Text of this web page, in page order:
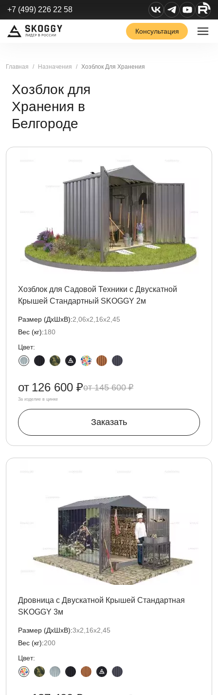
+7 (499) 226 22 58
Консультация
Главная Назначения Хозблок Для Хранения
Хозблок для
Хранения в
Белгороде
Хозблок для Садовой Техники с Двускатной
Крышей Стандартный SKOGGY 2м
Размер (ДxШxВ):2,06х2,16х2,45
Вес (кг):180
Цвет:
145 600 ₽
от 126 600 ₽
За изделие в цинке
Заказать
Дровница с Двускатной Крышей Стандартная
SKOGGY 3м
Размер (ДxШxВ):3х2,16х2,45
Вес (кг):200
Цвет: